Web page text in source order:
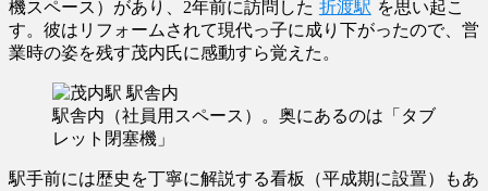
機スペース）があり、2年前に訪問した 折渡駅 を思い起こ
す。彼はリフォームされて現代っ子に成り下がったので、営
業時の姿を残す茂内氏に感動すら覚えた。
駅舎内（社員用スペース）。奥にあるのは「タブ
レット閉塞機」
駅手前には歴史を丁寧に解説する看板（平成期に設置）もあ